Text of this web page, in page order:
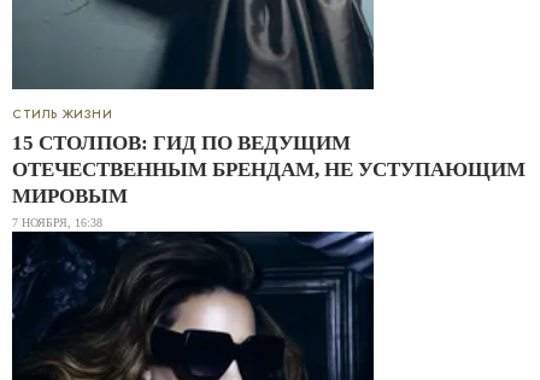
СТИЛЬ ЖИЗНИ
15 СТОЛПОВ: ГИД ПО ВЕДУЩИМ
ОТЕЧЕСТВЕННЫМ БРЕНДАМ, НЕ УСТУПАЮЩИМ
МИРОВЫМ
7 НОЯБРЯ, 16:38